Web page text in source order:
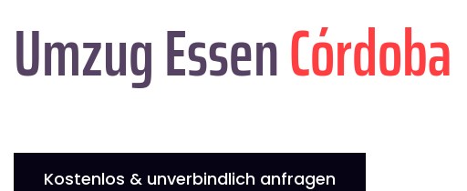
Umzug EssenCórdoba
Kostenlos & unverbindlich anfragen